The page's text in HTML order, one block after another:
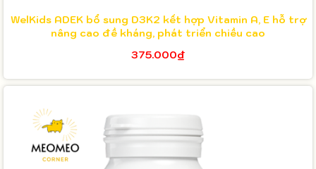
WelKids ADEK bổ sung D3K2 kết hợp Vitamin A, E hỗ trợ
nâng cao đề kháng, phát triển chiều cao
375.000₫